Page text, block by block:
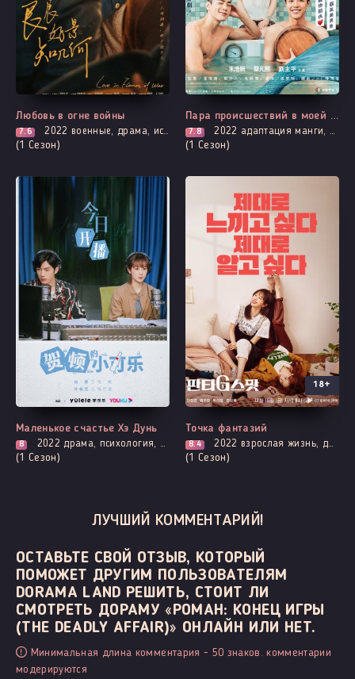
Все серии
Любовь в огне войны
7.6 2022 военные, драма, история, мелодрама, романтика, про школу и школьников
(1 Сезон)
Все серии
Пара происшествий в моей ванной
7.8 2022 адаптация манги, комедия, про молодость и любовь, броманс, фэнтези, про школу и школьников
(1 Сезон)
Все серии
Маленькое счастье Хэ Дунь
8 2022 драма, психология, романтика, триллер
(1 Сезон)
Все серии
18+
Точка фантазий
8.4 2022 взрослая жизнь, драма, мелодрама, романтика
(1 Сезон)
ЛУЧШИЙ КОММЕНТАРИЙ!
ОСТАВЬТЕ СВОЙ ОТЗЫВ, КОТОРЫЙ
ПОМОЖЕТ ДРУГИМ ПОЛЬЗОВАТЕЛЯМ
DORAMA LAND РЕШИТЬ, СТОИТ ЛИ
СМОТРЕТЬ ДОРАМУ «РОМАН: КОНЕЦ ИГРЫ
(THE DEADLY AFFAIR)» ОНЛАЙН ИЛИ НЕТ.
Минимальная длина комментария - 50 знаков. комментарии
модерируются